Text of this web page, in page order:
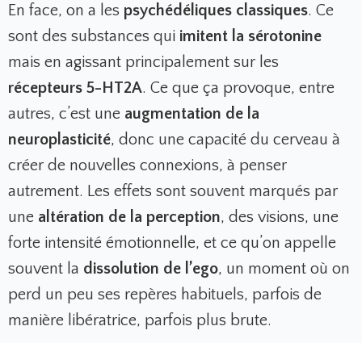
En face, on a les psychédéliques classiques. Ce
sont des substances qui imitent la sérotonine
mais en agissant principalement sur les
récepteurs 5-HT2A. Ce que ça provoque, entre
autres, c’est une augmentation de la
neuroplasticité, donc une capacité du cerveau à
créer de nouvelles connexions, à penser
autrement. Les effets sont souvent marqués par
une altération de la perception, des visions, une
forte intensité émotionnelle, et ce qu’on appelle
souvent la dissolution de l’ego, un moment où on
perd un peu ses repères habituels, parfois de
manière libératrice, parfois plus brute.